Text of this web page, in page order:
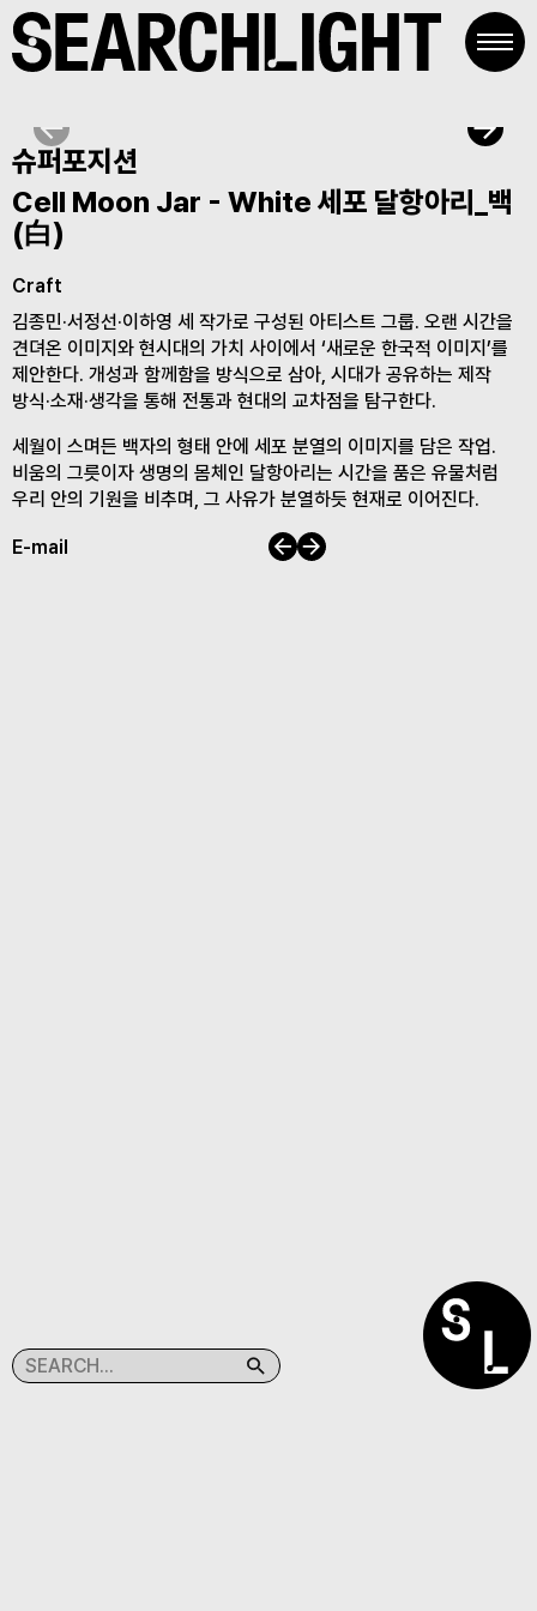
Skip
to
content
슈퍼포지션
Cell Moon Jar - White 세포 달항아리_백
(白)
Craft
김종민·서정선·이하영 세 작가로 구성된 아티스트 그룹. 오랜 시간을
견뎌온 이미지와 현시대의 가치 사이에서 ‘새로운 한국적 이미지’를
제안한다. 개성과 함께함을 방식으로 삼아, 시대가 공유하는 제작
방식·소재·생각을 통해 전통과 현대의 교차점을 탐구한다.
세월이 스며든 백자의 형태 안에 세포 분열의 이미지를 담은 작업.
비움의 그릇이자 생명의 몸체인 달항아리는 시간을 품은 유물처럼
우리 안의 기원을 비추며, 그 사유가 분열하듯 현재로 이어진다.
E-mail 이전다음